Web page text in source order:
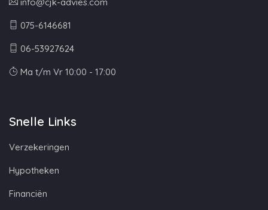
info@cjk-advies.com
075-6146681
06-53927624
Ma t/m Vr 10:00 - 17:00
Snelle Links
Verzekeringen
Hypotheken
Financiën